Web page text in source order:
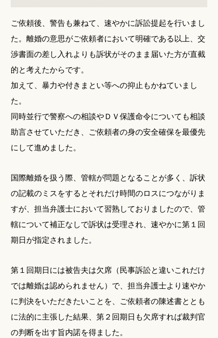
ご依頼後、警告も兼ねて、速やかに訴訟提起を行いまし
た。離婚の意思がご依頼者において明確である以上、交
渉書面の差し入れよりも訴状がそのまま届いた方が直截
的と考えたからです。
加えて、暴力や付きまとい等への抑止もかねていまし
た。
同時並行で警察への相談やＤＶ保護命令についても相談
助言させていただき、ご依頼者の身の安全確保を最優先
にして進めました。
国際離婚を扱う際、管轄が問題となることが多く、訴状
の記載のミスをするとそれだけ時間のロスにつながりま
すが、担当弁護士において習熟しておりましたので、管
轄について補正なしで訴状は受理され、速やかに第１回
期日が指定されました。
第１回期日には被告夫は欠席（民事訴訟と違いこれだけ
では離婚は認められません）で、担当弁護士より速やか
に判決をいただきたいことを、ご依頼者の陳述書ととも
に法的に主張した結果、第２回期日も欠席すれば裁判官
の判断を出す旨内諾を得ました。